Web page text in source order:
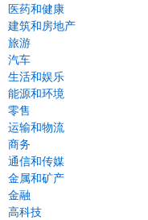
医药和健康
建筑和房地产
旅游
汽车
生活和娱乐
能源和环境
零售
运输和物流
商务
通信和传媒
金属和矿产
金融
高科技